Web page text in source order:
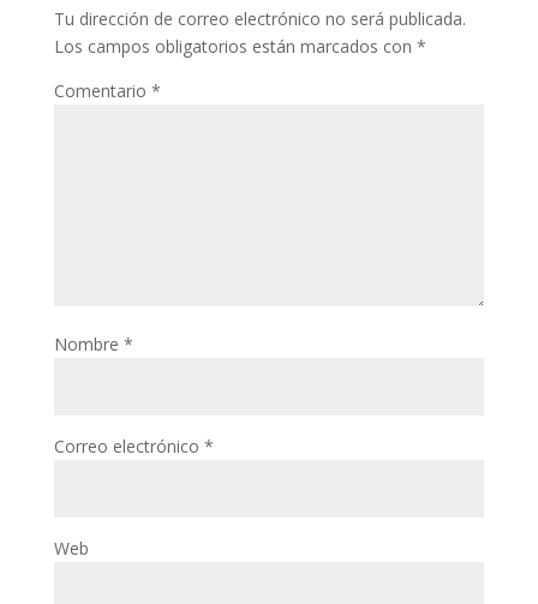
Tu dirección de correo electrónico no será publicada.
Los campos obligatorios están marcados con *
Comentario *
Nombre *
Correo electrónico *
Web